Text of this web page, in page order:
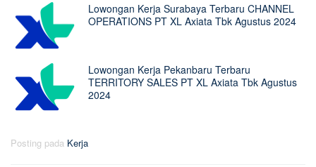
Lowongan Kerja Surabaya Terbaru CHANNEL
OPERATIONS PT XL Axiata Tbk Agustus 2024
Lowongan Kerja Pekanbaru Terbaru
TERRITORY SALES PT XL Axiata Tbk Agustus
2024
Posting pada Kerja